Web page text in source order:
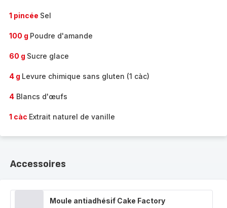
1 pincée Sel
100 g Poudre d'amande
60 g Sucre glace
4 g Levure chimique sans gluten (1 càc)
4 Blancs d'œufs
1 càc Extrait naturel de vanille
Accessoires
Moule antiadhésif Cake Factory